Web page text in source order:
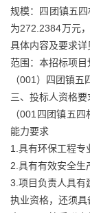
规模：四团镇五
为272.2384万元
具体内容及要求详
范围：本招标项目
（001）四团镇五
三、投标人资格要
（001四团镇五
能力要求
1.具有环保工程专
2.具有有效安全生
3.项目负责人具有
执业资格，还须具